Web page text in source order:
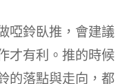
啞鈴臥推，會建議
才有利。 推的時候
的落點與走向，都